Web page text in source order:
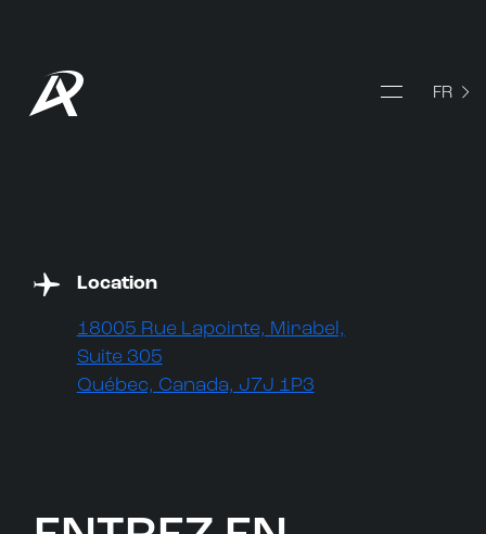
FR
Location
18005 Rue Lapointe, Mirabel,
Suite 305
Québec, Canada, J7J 1P3